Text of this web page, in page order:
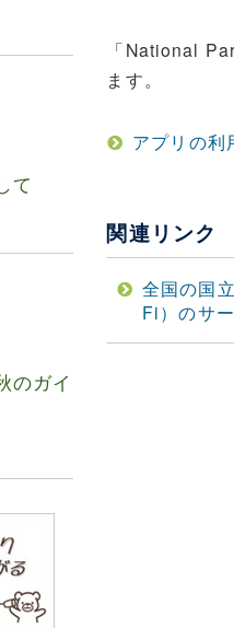
「National
ます。
アプリの利
全国の国
Fi）のサ
て
のガイ